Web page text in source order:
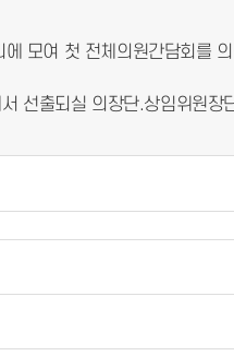
모여 첫 전체의원간담회를
선출되실 의장단.상임위원